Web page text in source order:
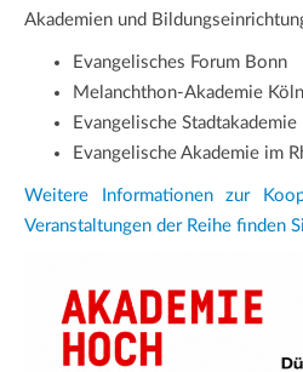
Akademien und
Evangelisches Forum Bonn
Melanchthon-Akademie Köln
Evangelische
Evangelische Akademie im
Weitere Informationen zur
Veranstaltungen der Reihe finden